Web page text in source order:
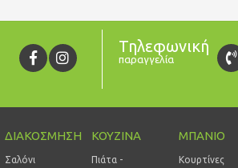
Τηλεφωνική
παραγγελία
ΔΙΑΚΟΣΜΗΣΗ
Σαλόνι
ΚΟΥΖΙΝΑ
Πιάτα -
ΜΠΑΝΙΟ
Κουρτίνες